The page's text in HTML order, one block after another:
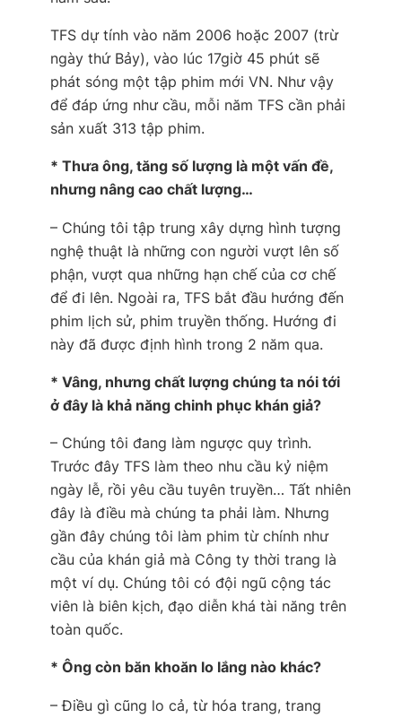
TFS dự tính vào năm 2006 hoặc 2007 (trừ
ngày thứ Bảy), vào lúc 17giờ 45 phút sẽ
phát sóng một tập phim mới VN. Như vậy
để đáp ứng như cầu, mỗi năm TFS cần phải
sản xuất 313 tập phim.
* Thưa ông, tăng số lượng là một vấn đề,
nhưng nâng cao chất lượng…
– Chúng tôi tập trung xây dựng hình tượng
nghệ thuật là những con người vượt lên số
phận, vượt qua những hạn chế của cơ chế
để đi lên. Ngoài ra, TFS bắt đầu hướng đến
phim lịch sử, phim truyền thống. Hướng đi
này đã được định hình trong 2 năm qua.
* Vâng, nhưng chất lượng chúng ta nói tới
ở đây là khả năng chinh phục khán giả?
– Chúng tôi đang làm ngược quy trình.
Trước đây TFS làm theo nhu cầu kỷ niệm
ngày lễ, rồi yêu cầu tuyên truyền… Tất nhiên
đây là điều mà chúng ta phải làm. Nhưng
gần đây chúng tôi làm phim từ chính như
cầu của khán giả mà Công ty thời trang là
một ví dụ. Chúng tôi có đội ngũ cộng tác
viên là biên kịch, đạo diễn khá tài năng trên
toàn quốc.
* Ông còn băn khoăn lo lắng nào khác?
– Điều gì cũng lo cả, từ hóa trang, trang